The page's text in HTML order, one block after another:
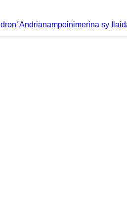
Andrianampoinimerina sy